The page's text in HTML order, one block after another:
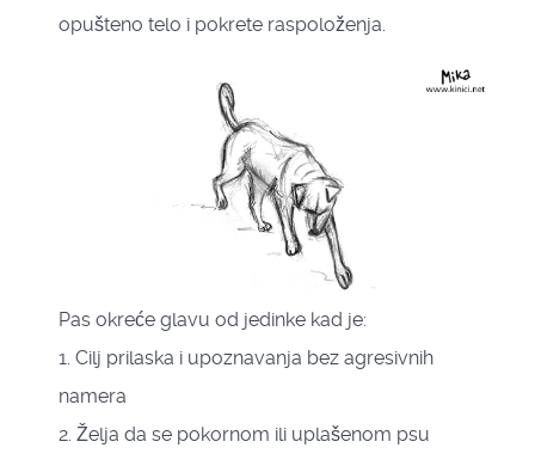
opušteno telo i pokrete raspoloženja.
Pas okreće glavu od jedinke kad je:
1. Cilj prilaska i upoznavanja bez agresivnih
namera
2. Želja da se pokornom ili uplašenom psu